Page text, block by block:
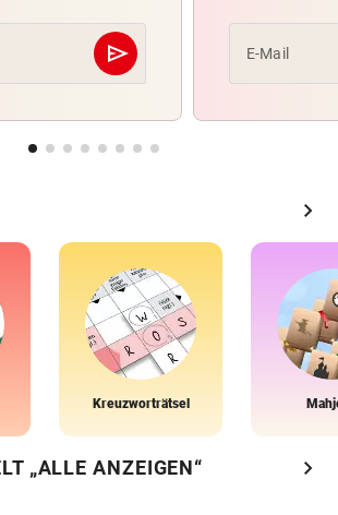
send
Abschicken E-Mail
chevron_right
Kreuzworträtsel
„ALLE ANZEIGEN“ chevron_right